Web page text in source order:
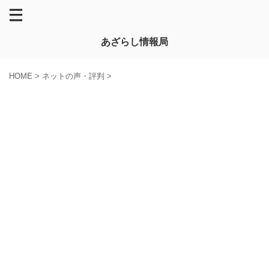
あざらし情報局
HOME > ネットの声・評判 >